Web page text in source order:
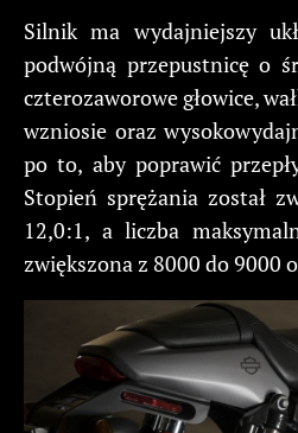
Silnik ma wydajniejszy
podwójną przepustnicę o
czterozaworowe głowice,
wzniosie oraz
po to, aby poprawić
Stopień sprężania został
12,0:1, a liczba
zwiększona z 8000 do 9000